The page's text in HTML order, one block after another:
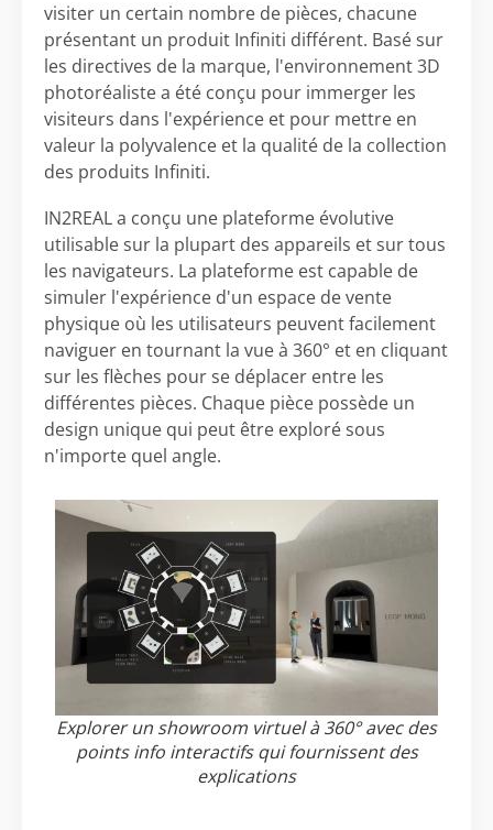
visiter un certain nombre de pièces, chacune
présentant un produit Infiniti différent. Basé sur
les directives de la marque, l'environnement 3D
photoréaliste a été conçu pour immerger les
visiteurs dans l'expérience et pour mettre en
valeur la polyvalence et la qualité de la collection
des produits Infiniti.
IN2REAL a conçu une plateforme évolutive
utilisable sur la plupart des appareils et sur tous
les navigateurs. La plateforme est capable de
simuler l'expérience d'un espace de vente
physique où les utilisateurs peuvent facilement
naviguer en tournant la vue à 360° et en cliquant
sur les flèches pour se déplacer entre les
différentes pièces. Chaque pièce possède un
design unique qui peut être exploré sous
n'importe quel angle.
Explorer un showroom virtuel à 360° avec des
points info interactifs qui fournissent des
explications